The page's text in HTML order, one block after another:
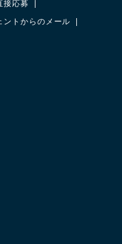
接応募
ントからのメール